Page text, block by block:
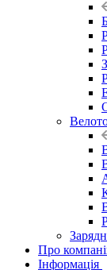
Про
Інформація